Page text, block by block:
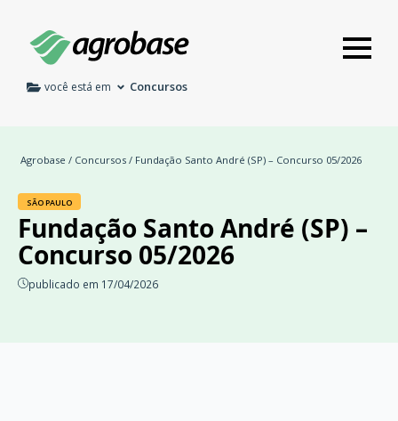
você está em Concursos
Agrobase / Concursos / Fundação Santo André (SP) – Concurso 05/2026
SÃO PAULO
Fundação Santo André (SP) –
Concurso 05/2026
publicado em 17/04/2026